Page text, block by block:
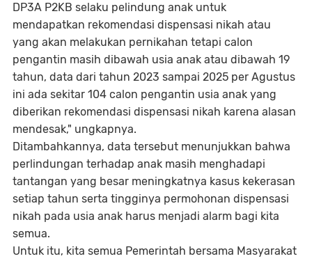
DP3A P2KB selaku pelindung anak untuk
mendapatkan rekomendasi dispensasi nikah atau
yang akan melakukan pernikahan tetapi calon
pengantin masih dibawah usia anak atau dibawah 19
tahun, data dari tahun 2023 sampai 2025 per Agustus
ini ada sekitar 104 calon pengantin usia anak yang
diberikan rekomendasi dispensasi nikah karena alasan
mendesak," ungkapnya.
Ditambahkannya, data tersebut menunjukkan bahwa
perlindungan terhadap anak masih menghadapi
tantangan yang besar meningkatnya kasus kekerasan
setiap tahun serta tingginya permohonan dispensasi
nikah pada usia anak harus menjadi alarm bagi kita
semua.
Untuk itu, kita semua Pemerintah bersama Masyarakat